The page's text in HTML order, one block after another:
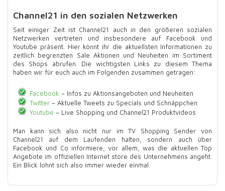
Channel21 in den sozialen Netzwerken
Seit einiger Zeit ist Channel21 auch in den größeren sozialen
Netzwerken vertreten und insbesondere auf Facebook und
Youtube präsent. Hier könnt ihr die aktuellsten Informationen zu
zeitlich begrenzten Sale Aktionen und Neuheiten im Sortiment
des Shops abrufen. Die wichtigsten Links zu diesem Thema
haben wir für euch auch im Folgenden zusammen getragen:
Facebook – Infos zu Aktionsangeboten und Neuheiten
Twitter– Aktuelle Tweets zu Specials und Schnäppchen
Youtube – Live Shopping und Channel21 Produktvideos
Man kann sich also nicht nur im TV Shopping Sender von
Channel21 auf dem Laufenden halten, sondern auch über
Facebook und Co informiere, vor allem, was die aktuellen Top
Angebote im offiziellen Internet store des Unternehmens angeht.
Ein Blick lohnt sich also immer wieder einmal.